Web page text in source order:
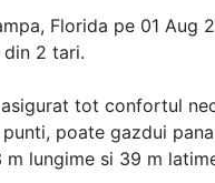
Florida pe 01 Aug
2 tari.
tot confortul
poate gazdui
m lungime si 39 m